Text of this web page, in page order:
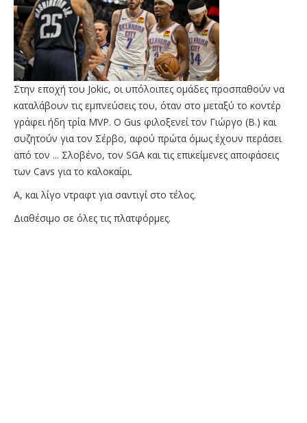
Στην εποχή του Jokic, οι υπόλοιπες ομάδες προσπαθούν να
καταλάβουν τις εμπνεύσεις του, όταν στο μεταξύ το κοντέρ
γράφει ήδη τρία MVP. Ο Gus φιλοξενεί τον Γιώργο (B.) και
συζητούν για τον Σέρβο, αφού πρώτα όμως έχουν περάσει
από τον ... Σλοβένο, τον SGA και τις επικείμενες αποφάσεις
των Cavs για το καλοκαίρι.
Α, και λίγο ντραφτ για σαντιγί στο τέλος.
Διαθέσιμο σε όλες τις πλατφόρμες.